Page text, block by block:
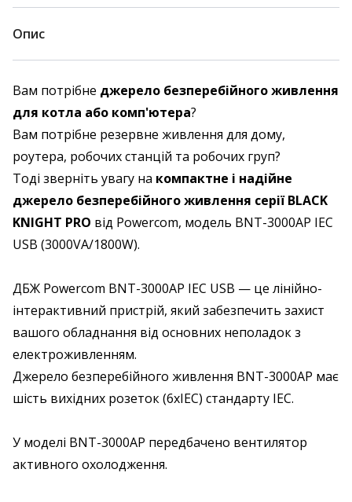
Опис
Вам потрібне джерело безперебійного живлення
для котла або комп'ютера?
Вам потрібне резервне живлення для дому,
роутера, робочих станцій та робочих груп?
Тоді зверніть увагу на компактне і надійне
джерело безперебійного живлення серії BLACK
KNIGHT PRO від Powercom, модель BNT-3000AP IEC
USB (3000VA/1800W).
ДБЖ Powercom BNT-3000AP IEC USB — це лінійно-
інтерактивний пристрій, який забезпечить захист
вашого обладнання від основних неполадок з
електроживленням.
Джерело безперебійного живлення BNT-3000AP має
шість вихідних розеток (6хIEC) стандарту IEC.
У моделі BNT-3000AP передбачено вентилятор
активного охолодження.